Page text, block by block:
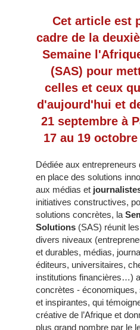
Cet article est
cadre de la
Semaine
(SAS) pour
celles et ceux
d'aujourd'hui et
21 septembre à
17 au 19
Dédiée aux
en place des solutions
aux médias et
initiatives constructives,
solutions concrètes, la
Solutions (SAS) réunit
divers niveaux
et durables, médias,
éditeurs, universitaires,
institutions financières…)
concrètes -
et inspirantes, qui
créative de l’Afrique et
plus grand nombre par le